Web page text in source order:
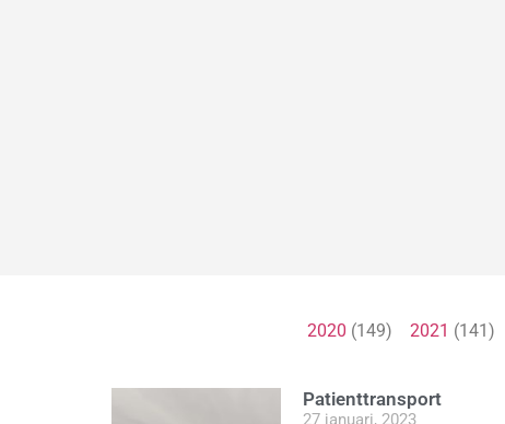
2020 (149) 2021 (141)
Patienttransport
27 januari, 2023